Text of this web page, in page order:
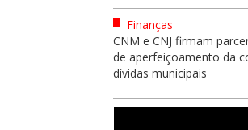
Finanças
CNM e CNJ firmam
de aperfeiçoamento da
dívidas municipais